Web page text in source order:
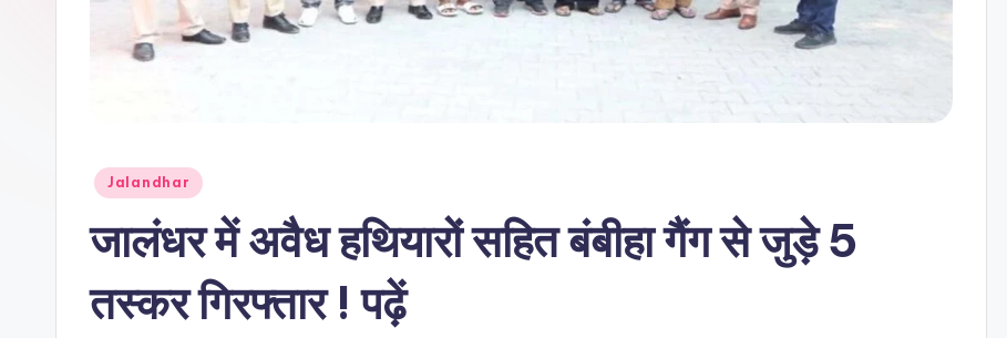
mPosted
Jalandhar
जालंधर में अवैध हथियारों सहित बंबीहा गैंग से जुड़े 5
तस्कर गिरफ्तार ! पढ़ें